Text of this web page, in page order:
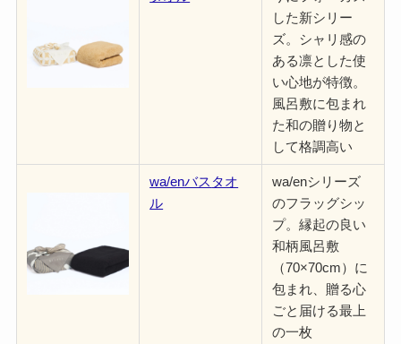
した新シリー
ズ。シャリ感の
ある凛とした使
い心地が特徴。
風呂敷に包まれ
た和の贈り物と
して格調高い
wa/enバス タオ
ル
wa/enシリーズ
のフラッグシッ
プ。縁起の良い
和柄風呂敷
（70×70cm）に
包まれ、贈る心
ごと届ける最上
の一枚